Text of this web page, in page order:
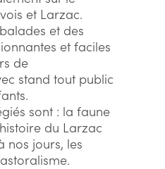
et Larzac.
et des
et faciles
de
stand tout public
sont : la faune
du Larzac
nos jours, les